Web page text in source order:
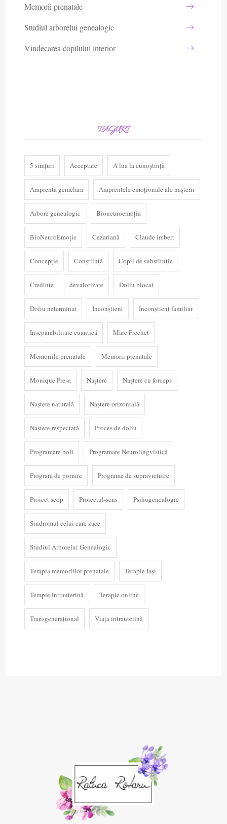
Memorii prenatale
Studiul arborelui genealogic
Vindecarea copilului interior
TAGURI
5 simțuri Acceptare A lua la cunoștință
Amprenta gemelara Amprentele emoționale ale nașterii
Arbore genealogic Bioneuroemoția
BioNeuroEmoție Cezariană Claude imbert
Concepție Conștiință Copil de substituție
Credințe devalorizare Doliu blocat
Doliu neterminat Inconștient Inconștient familiar
Inseparabilitate cuantică Marc Frechet
Memoriile prenatale Memorii prenatale
Monique Presa Naștere Naștere cu forceps
Naștere naturală Naștere orizontală
Naștere respectată Proces de doliu
Programare boli Programare Neurolingvistică
Program de pornire Programe de supravietuire
Proiect scop Proiectul-sens Psihogenealogie
Sindromul celui care zace
Studiul Arborelui Genealogic
Terapia memoriilor prenatale Terapie Iași
Terapie intrauterină Terapie online
Transgenerațional Viața intrauterină